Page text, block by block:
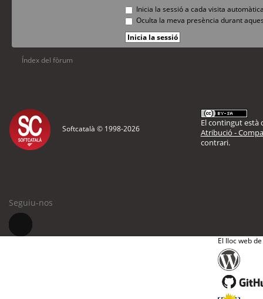
Inicia la sessió a cada visita
Oculta la meva presència durant
Índex del fòrum
Softcatalà © 1998-2026
El contingut està
Atribució -
contrari.
Seguiu-nos
El lloc web